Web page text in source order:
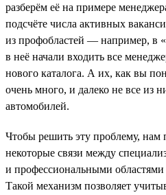
разберём её на примере
подсчёте числа активных
из профобластей — например, в
в неё начали входить все
нового каталога. А их, как вы
очень много, и далеко не все из
автомобилей.
Чтобы решить эту проблему, нам
некоторые связи между
и профессиональными областями
Такой механизм позволяет